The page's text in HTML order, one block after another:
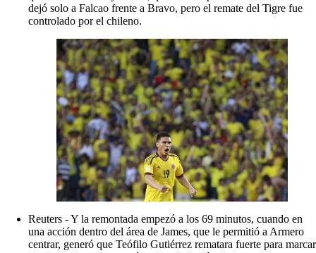
dejó solo a Falcao frente a Bravo, pero el remate del Tigre fue
controlado por el chileno.
Reuters - Y la remontada empezó a los 69 minutos, cuando en
una acción dentro del área de James, que le permitió a Armero
centrar, generó que Teófilo Gutiérrez rematara fuerte para marcar